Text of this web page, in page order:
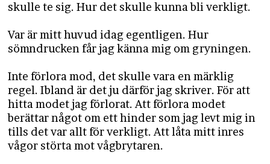
skulle te sig. Hur det skulle kunna bli verkligt.
Var är mitt huvud idag egentligen. Hur
sömndrucken får jag känna mig om gryningen.
Inte förlora mod, det skulle vara en märklig
regel. Ibland är det ju därför jag skriver. För att
hitta modet jag förlorat. Att förlora modet
berättar något om ett hinder som jag levt mig in
tills det var allt för verkligt. Att låta mitt inres
vågor störta mot vågbrytaren.